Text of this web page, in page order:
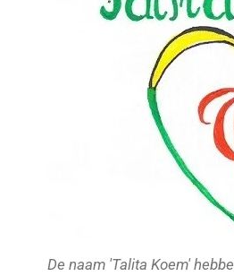
De naam 'Talita Koem'